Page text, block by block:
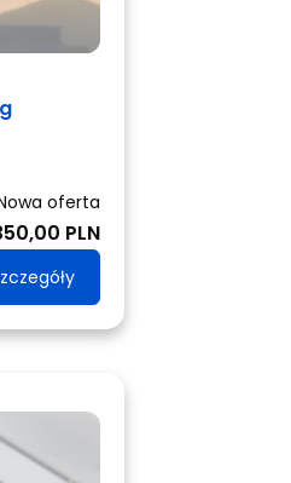
oferta
PLN